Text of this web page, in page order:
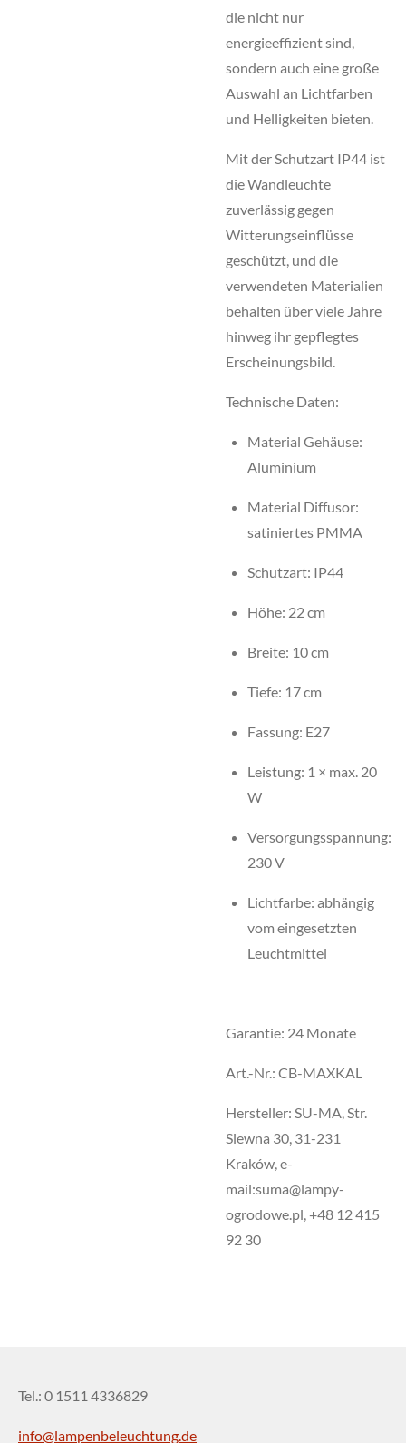
die nicht nur
energieeffizient sind,
sondern auch eine große
Auswahl an Lichtfarben
und Helligkeiten bieten.
Mit der Schutzart IP44 ist
die Wandleuchte
zuverlässig gegen
Witterungseinflüsse
geschützt, und die
verwendeten Materialien
behalten über viele Jahre
hinweg ihr gepflegtes
Erscheinungsbild.
Technische Daten:
Material Gehäuse:
Aluminium
Material Diffusor:
satiniertes PMMA
Schutzart: IP44
Höhe: 22 cm
Breite: 10 cm
Tiefe: 17 cm
Fassung: E27
Leistung: 1 × max. 20
W
Versorgungsspannung:
230 V
Lichtfarbe: abhängig
vom eingesetzten
Leuchtmittel
Garantie: 24 Monate
Art.-Nr.: CB-MAXKAL
Hersteller: SU-MA, Str.
Siewna 30, 31-231
Kraków, e-
mail:suma@lampy-
ogrodowe.pl, +48 12 415
92 30
Tel.: 0 1511 4336829
info@lampenbeleuchtung.de